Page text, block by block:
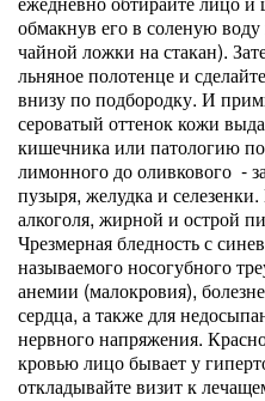
обмакнув его в соленую
чайной ложки на стакан).
льняное полотенце и
внизу по подбородку. И
сероватый оттенок кожи
кишечника или патологию
лимонного до оливкового -
пузыря, желудка и
алкоголя, жирной и острой
Чрезмерная бледность с
называемого носогубного
анемии (малокровия),
сердца, а также для
нервного напряжения.
кровью лицо бывает у
откладывайте визит к